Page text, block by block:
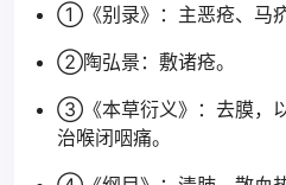
①《别录》：主恶疮、马疥
②陶弘景：敷诸疮。
③《本草衍义》：去膜，
治喉闭咽痛。